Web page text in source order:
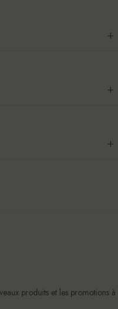
produits et les promotions à